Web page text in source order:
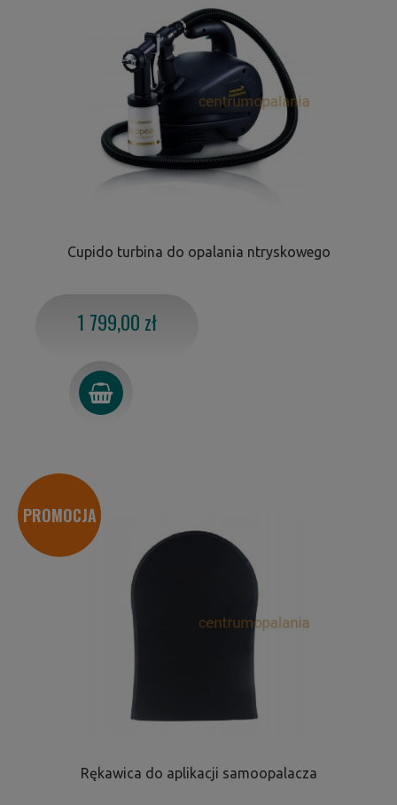
Cupido turbina do opalania ntryskowego
1 799,00 zł
Rękawica do aplikacji samoopalacza
PROMOCJA